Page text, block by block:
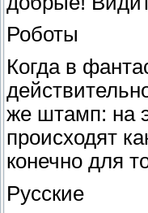
Роботы
Когда в
же штамп: на
происходят
конечно для
Русские